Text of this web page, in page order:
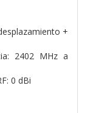
+
2402 MHz a
0 dBi